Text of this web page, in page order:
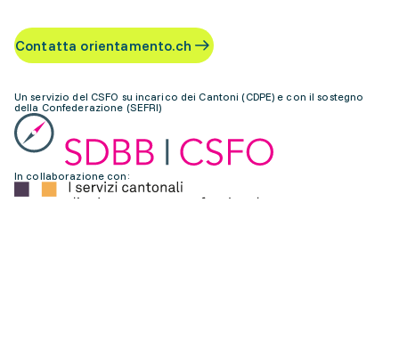
Contatta orientamento.ch
Un servizio del CSFO su incarico dei Cantoni (CDPE) e con il sostegno
della Confederazione (SEFRI)
In collaborazione con: